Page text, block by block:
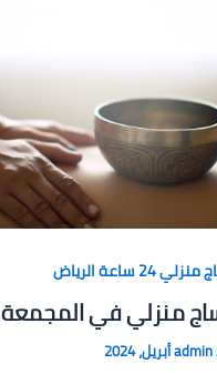
24 ساعة الرياض
منزلي في المجمعة
admin